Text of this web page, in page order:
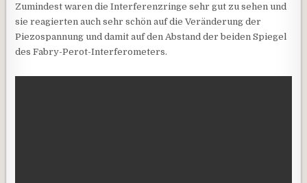
Zumindest waren die Interferenzringe sehr gut zu sehen und
sie reagierten auch sehr schön auf die Veränderung der
Piezospannung und damit auf den Abstand der beiden Spiegel
des Fabry-Perot-Interferometers.